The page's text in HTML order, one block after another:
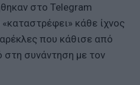
στο Telegram
κάθε ίχνος
που κάθισε από
στη συνάντηση με τον